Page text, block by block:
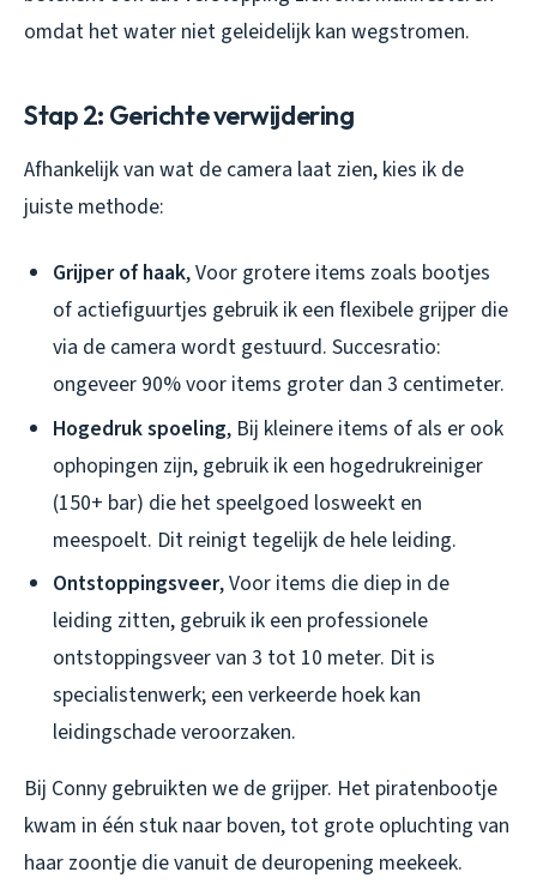
omdat het water niet geleidelijk kan wegstromen.
Stap 2: Gerichte verwijdering
Afhankelijk van wat de camera laat zien, kies ik de
juiste methode:
Grijper of haak, Voor grotere items zoals bootjes
of actiefiguurtjes gebruik ik een flexibele grijper die
via de camera wordt gestuurd. Succesratio:
ongeveer 90% voor items groter dan 3 centimeter.
Hogedruk spoeling, Bij kleinere items of als er ook
ophopingen zijn, gebruik ik een hogedrukreiniger
(150+ bar) die het speelgoed losweekt en
meespoelt. Dit reinigt tegelijk de hele leiding.
Ontstoppingsveer, Voor items die diep in de
leiding zitten, gebruik ik een professionele
ontstoppingsveer van 3 tot 10 meter. Dit is
specialistenwerk; een verkeerde hoek kan
leidingschade veroorzaken.
Bij Conny gebruikten we de grijper. Het piratenbootje
kwam in één stuk naar boven, tot grote opluchting van
haar zoontje die vanuit de deuropening meekeek.